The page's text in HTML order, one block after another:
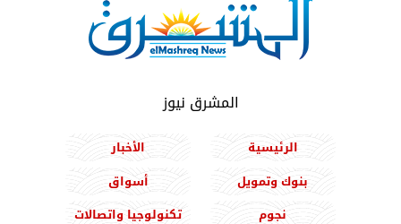
المشرق نيوز
الرئيسية
الأخبار
بنوك وتمويل
أسواق
نجوم
تكنولوجيا واتصالات